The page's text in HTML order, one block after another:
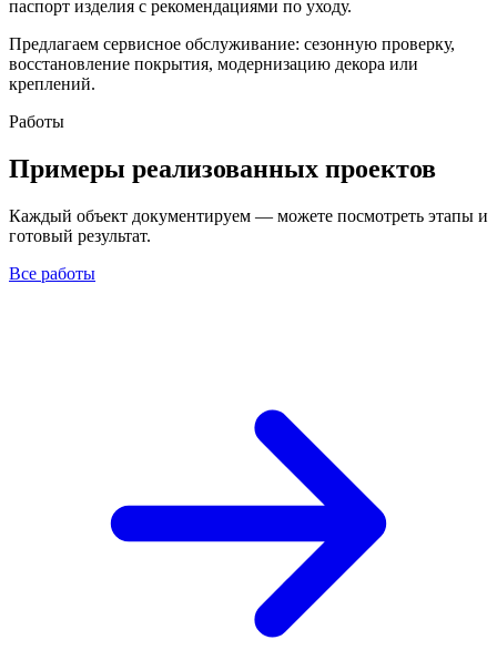
паспорт изделия с рекомендациями по уходу.
Предлагаем сервисное обслуживание: сезонную проверку,
восстановление покрытия, модернизацию декора или
креплений.
Работы
Примеры реализованных проектов
Каждый объект документируем — можете посмотреть этапы и
готовый результат.
Все работы